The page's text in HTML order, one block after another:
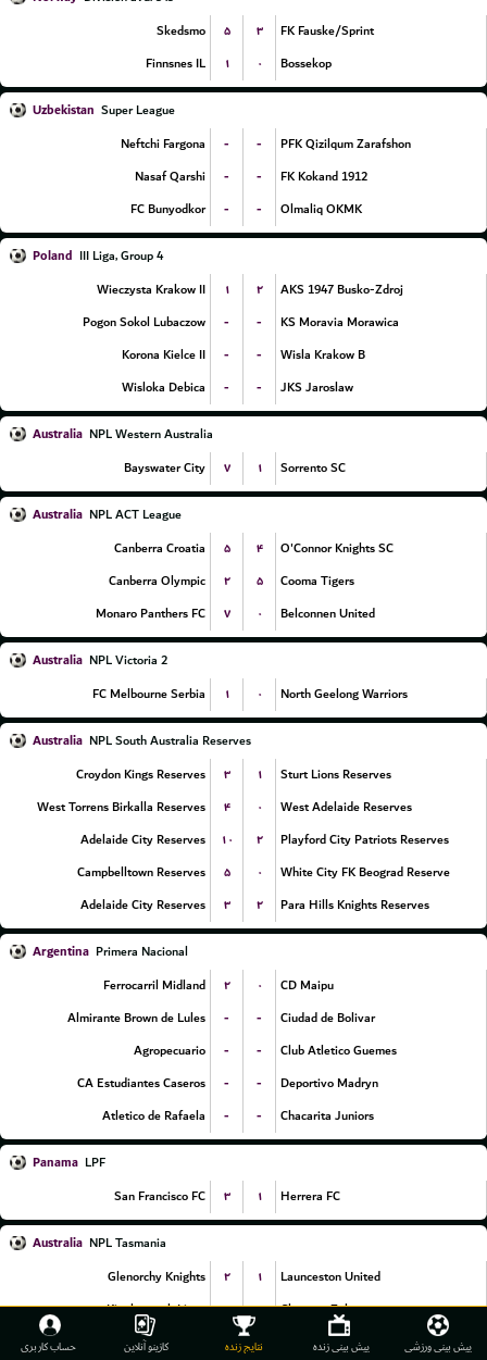
Skedsmo
۵ ۳
FK Fauske/Sprint
Finnsnes IL
۱ ۰ Bossekop
Uzbekistan Super League
Neftchi Fargona
- -
PFK Qizilqum Zarafshon
Nasaf Qarshi
- -
FK Kokand 1912
FC Bunyodkor
- - Olmaliq OKMK
Poland III Liga, Group 4
Wieczysta Krakow II
۱ ۲
AKS 1947 Busko-Zdroj
Pogon Sokol Lubaczow
- -
KS Moravia Morawica
Korona Kielce II
- -
Wisla Krakow B
Wisloka Debica
- - JKS Jaroslaw
Australia NPL Western Australia
Bayswater City
۷ ۱ Sorrento SC
Australia NPL ACT League
Canberra Croatia
۵ ۴
O'Connor Knights SC
Canberra Olympic
۲ ۵
Cooma Tigers
Monaro Panthers FC
۷ ۰ Belconnen United
Australia NPL Victoria 2
FC Melbourne Serbia
۱ ۰ North Geelong Warriors
Australia NPL South Australia Reserves
Croydon Kings Reserves
۳ ۱
Sturt Lions Reserves
West Torrens Birkalla Reserves
۴ ۰
West Adelaide Reserves
Adelaide City Reserves
۱۰ ۲
Playford City Patriots Reserves
Campbelltown Reserves
۵ ۰
White City FK Beograd Reserve
Adelaide City Reserves
۳ ۲ Para Hills Knights Reserves
Argentina Primera Nacional
Ferrocarril Midland
۲ ۰
CD Maipu
Almirante Brown de Lules
- -
Ciudad de Bolivar
Agropecuario
- -
Club Atletico Guemes
CA Estudiantes Caseros
- -
Deportivo Madryn
Atletico de Rafaela
- - Chacarita Juniors
Panama LPF
San Francisco FC
۳ ۱ Herrera FC
Australia NPL Tasmania
Glenorchy Knights
۲ ۱
Launceston United
Kingborough Lions
۳ ۱
Clarence Zebras
South Hobart
۵ ۲ Riverside Olympic پیش بینی ورزشی پیش بینی زنده نتایج زنده کازینو آنلاین حساب کاربری